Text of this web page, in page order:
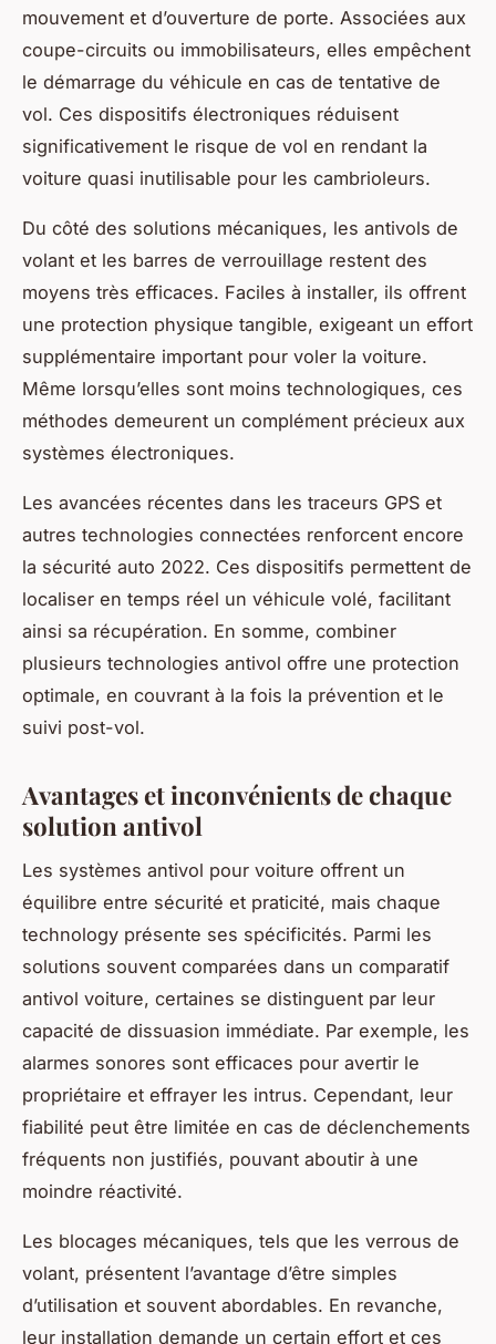
mouvement et d’ouverture de porte. Associées aux
coupe-circuits ou immobilisateurs, elles empêchent
le démarrage du véhicule en cas de tentative de
vol. Ces dispositifs électroniques réduisent
significativement le risque de vol en rendant la
voiture quasi inutilisable pour les cambrioleurs.
Du côté des solutions mécaniques, les antivols de
volant et les barres de verrouillage restent des
moyens très efficaces. Faciles à installer, ils offrent
une protection physique tangible, exigeant un effort
supplémentaire important pour voler la voiture.
Même lorsqu’elles sont moins technologiques, ces
méthodes demeurent un complément précieux aux
systèmes électroniques.
Les avancées récentes dans les traceurs GPS et
autres technologies connectées renforcent encore
la sécurité auto 2022. Ces dispositifs permettent de
localiser en temps réel un véhicule volé, facilitant
ainsi sa récupération. En somme, combiner
plusieurs technologies antivol offre une protection
optimale, en couvrant à la fois la prévention et le
suivi post-vol.
Avantages et inconvénients de chaque
solution antivol
Les systèmes antivol pour voiture offrent un
équilibre entre sécurité et praticité, mais chaque
technology présente ses spécificités. Parmi les
solutions souvent comparées dans un comparatif
antivol voiture, certaines se distinguent par leur
capacité de dissuasion immédiate. Par exemple, les
alarmes sonores sont efficaces pour avertir le
propriétaire et effrayer les intrus. Cependant, leur
fiabilité peut être limitée en cas de déclenchements
fréquents non justifiés, pouvant aboutir à une
moindre réactivité.
Les blocages mécaniques, tels que les verrous de
volant, présentent l’avantage d’être simples
d’utilisation et souvent abordables. En revanche,
leur installation demande un certain effort et ces